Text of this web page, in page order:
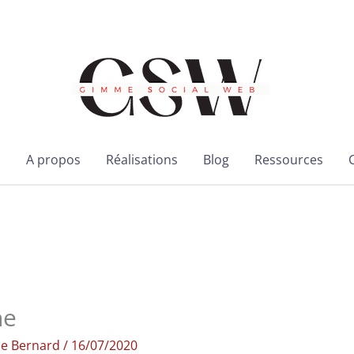
A propos Réalisations Blog Ressources
Bernard / 16/07/2020